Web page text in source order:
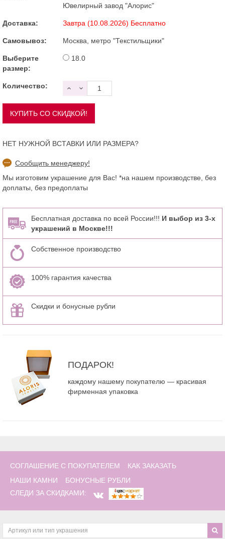
Ювелирный завод "Алорис"
Доставка: Завтра (10.08.2026) Бесплатно
Самовывоз: Москва, метро "Текстильщики"
Выберите
размер:
18.0
Количество:
НЕТ НУЖНОЙ ВСТАВКИ ИЛИ РАЗМЕРА?
Сообщить менеджеру!
Мы изготовим украшение для Вас! *на нашем производстве, без
доплаты, без предоплаты
Бесплатная доставка по всей России!!! И выбор из 3-х
украшений в Москве!!!
Собственное производство
100% гарантия качества
Скидки и бонусные рубли
ПОДАРОК!
каждому нашему покупателю — красивая
фирменная упаковка
СОГЛАШЕНИЕ С ПОКУПАТЕЛЕМ
КАК ЗАКАЗАТЬ
НАШИ КАМНИ
БОНУСНЫЕ РУБЛИ
СЛЕДИ ЗА СКИДКАМИ: